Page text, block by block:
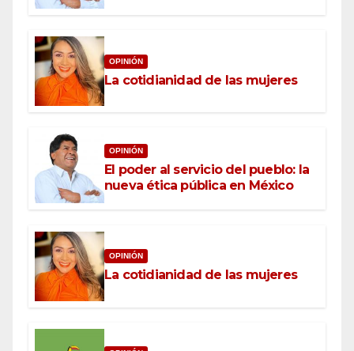
OPINIÓN
La cotidianidad de las mujeres
OPINIÓN
El poder al servicio del pueblo: la
nueva ética pública en México
OPINIÓN
La cotidianidad de las mujeres